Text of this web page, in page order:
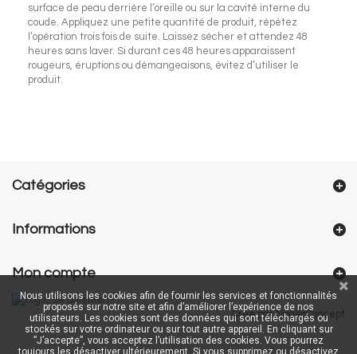
surface de peau derrière l’oreille ou sur la cavité interne du
coude. Appliquez une petite quantité de produit, répétez
l’opération trois fois de suite. Laissez sécher et attendez 48
heures sans laver. Si durant ces 48 heures apparaissent
rougeurs, éruptions ou démangeaisons, évitez d’utiliser le
produit.
Catégories
Informations
Mon compte
Créé par NageoConcept
Nous utilisons les cookies afin de fournir les services et fonctionnalités
proposés sur notre site et afin d’améliorer l’expérience de nos
utilisateurs. Les cookies sont des données qui sont téléchargés ou
stockés sur votre ordinateur ou sur tout autre appareil. En cliquant sur
”J’accepte”, vous acceptez l’utilisation des cookies. Vous pourrez
toujours les désactiver ultérieurement. Si vous supprimez ou désactivez